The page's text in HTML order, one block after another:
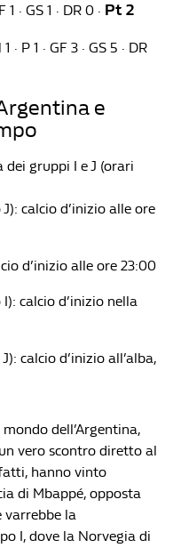
1 · GS 1 · DR 0 · Pt 2
· P 1 · GF 3 · GS 5 · DR
e
gruppi I e J (orari
calcio d’inizio alle ore
d’inizio alle ore 23:00
calcio d’inizio nella
calcio d’inizio all’alba,
dell’Argentina,
vero scontro diretto al
hanno vinto
di Mbappé, opposta
varrebbe la
I, dove la Norvegia di